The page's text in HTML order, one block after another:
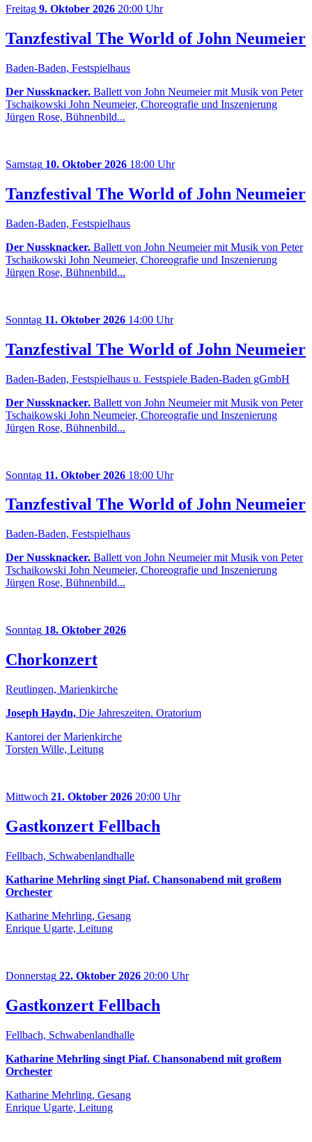
Freitag 9. Oktober 2026 20:00 Uhr
Tanzfestival The World of John Neumeier
Baden-Baden, Festspielhaus
Der Nussknacker. Ballett von John Neumeier mit Musik von Peter
Tschaikowski John Neumeier, Choreografie und Inszenierung
Jürgen Rose, Bühnenbild...
Samstag 10. Oktober 2026 18:00 Uhr
Tanzfestival The World of John Neumeier
Baden-Baden, Festspielhaus
Der Nussknacker. Ballett von John Neumeier mit Musik von Peter
Tschaikowski John Neumeier, Choreografie und Inszenierung
Jürgen Rose, Bühnenbild...
Sonntag 11. Oktober 2026 14:00 Uhr
Tanzfestival The World of John Neumeier
Baden-Baden, Festspielhaus u. Festspiele Baden-Baden gGmbH
Der Nussknacker. Ballett von John Neumeier mit Musik von Peter
Tschaikowski John Neumeier, Choreografie und Inszenierung
Jürgen Rose, Bühnenbild...
Sonntag 11. Oktober 2026 18:00 Uhr
Tanzfestival The World of John Neumeier
Baden-Baden, Festspielhaus
Der Nussknacker. Ballett von John Neumeier mit Musik von Peter
Tschaikowski John Neumeier, Choreografie und Inszenierung
Jürgen Rose, Bühnenbild...
Sonntag 18. Oktober 2026
Chorkonzert
Reutlingen, Marienkirche
Joseph Haydn, Die Jahreszeiten. Oratorium
Kantorei der Marienkirche
Torsten Wille, Leitung
Mittwoch 21. Oktober 2026 20:00 Uhr
Gastkonzert Fellbach
Fellbach, Schwabenlandhalle
Katharine Mehrling singt Piaf. Chansonabend mit großem
Orchester
Katharine Mehrling, Gesang
Enrique Ugarte, Leitung
Donnerstag 22. Oktober 2026 20:00 Uhr
Gastkonzert Fellbach
Fellbach, Schwabenlandhalle
Katharine Mehrling singt Piaf. Chansonabend mit großem
Orchester
Katharine Mehrling, Gesang
Enrique Ugarte, Leitung